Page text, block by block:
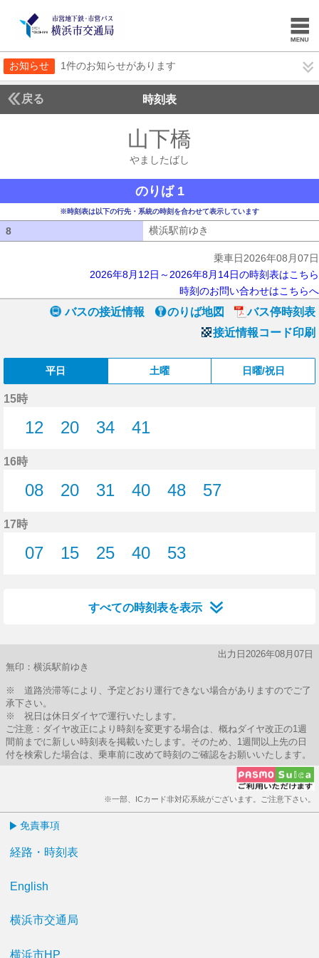
お知らせ 1件のお知らせがあります
戻る 時刻表
山下橋
やましたばし
のりば 1
※時刻表は以下の行先・系統の時刻を合わせて表示しています
8 横浜駅前ゆき
乗車日2026年08月07日
2026年8月12日～2026年8月14日の時刻表はこちら
時刻のお問い合わせはこちらへ
バスの接近情報 のりば地図
バス停時刻表
接近情報コード印刷
平日 土曜 日曜/祝日
15時
12
20
34
41
16時
08
20
31
40
48
57
17時
07
15
25
40
53
すべての時刻表を表示
出力日2026年08月07日
無印：横浜駅前ゆき
※ 道路渋滞等により、予定どおり運行できない場合がありますのでご了
承下さい。
※ 祝日は休日ダイヤで運行いたします。
ご注意：ダイヤ改正により時刻を変更する場合は、概ねダイヤ改正の1週
間前までに新しい時刻表を掲載いたします。そのため、1週間以上先の日
付を検索した場合は、乗車前に改めて時刻のご確認をお願いいたします。
※一部、ICカード非対応系統がございます。ご注意下さい。
免責事項
経路・時刻表
English
横浜市交通局
横浜市HP